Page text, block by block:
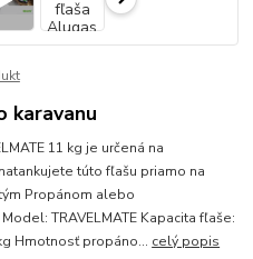
karavanu
11 kg je určená na
túto fľašu priamo na
Propánom alebo
TRAVELMATE Kapacita fľaše:
Hmotnosť propáno... celý popis